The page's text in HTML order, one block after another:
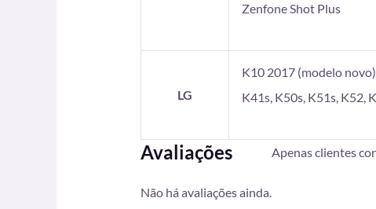
Zenfone Shot Plus
LG
K10 2017 (modelo
K41s, K50s, K51s, K52,
Avaliações
Não há avaliações ainda.
Apenas clientes